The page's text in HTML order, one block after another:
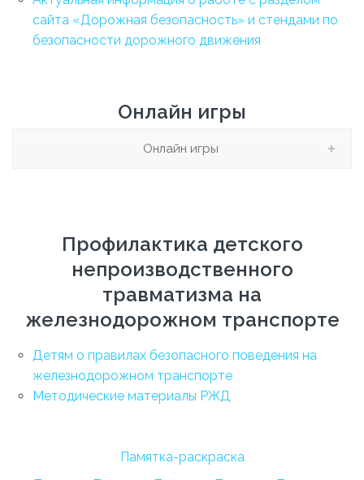
сайта «Дорожная безопасность» и стендами по
безопасности дорожного движения
Онлайн игры
Онлайн игры
Профилактика детского
непроизводственного
травматизма на
железнодорожном транспорте
Детям о правилах безопасного поведения на
железнодорожном транспорте
Методические материалы РЖД
Памятка-раскраска